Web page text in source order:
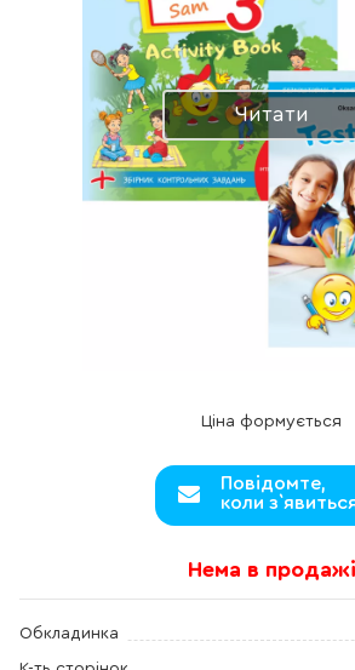
Читати
Ціна формується
Повідомте,
коли
Нема в продажі
Обкладинка